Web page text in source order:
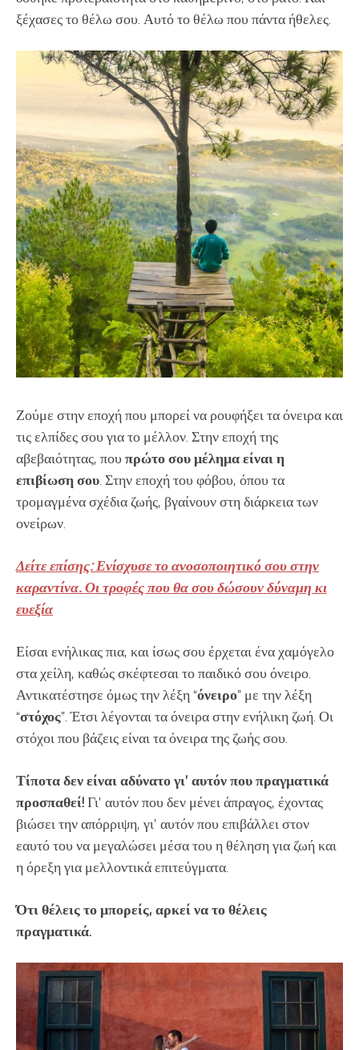
ξέχασες το θέλω σου. Αυτό το θέλω που πάντα ήθελες.
Ζούμε στην εποχή που μπορεί να ρουφήξει τα όνειρα και
τις ελπίδες σου για το μέλλον. Στην εποχή της
αβεβαιότητας, πουπρώτο σου μέλημα είναι η
επιβίωση σου. Στην εποχή του φόβου, όπου τα
τρομαγμένα σχέδια ζωής, βγαίνουν στη διάρκεια των
ονείρων.
Δείτε επίσης: Ενίσχυσε το ανοσοποιητικό σου στην
καραντίνα. Οι τροφές που θα σου δώσουν δύναμη κι
ευεξία
Είσαι ενήλικας πια, και ίσως σου έρχεται ένα χαμόγελο
στα χείλη, καθώς σκέφτεσαι το παιδικό σου όνειρο.
Αντικατέστησε όμως την λέξη “όνειρο” με την λέξη
“στόχος”. Έτσι λέγονται τα όνειρα στην ενήλικη ζωή. Οι
στόχοι που βάζεις είναι τα όνειρα της ζωής σου.
Τίποτα δεν είναι αδύνατο γι’ αυτόν που πραγματικά
προσπαθεί!Γι’ αυτόν που δεν μένει άπραγος, έχοντας
βιώσει την απόρριψη, γι’ αυτόν που επιβάλλει στον
εαυτό του να μεγαλώσει μέσα του η θέληση για ζωή και
η όρεξη για μελλοντικά επιτεύγματα.
Ότι θέλεις το μπορείς, αρκεί να το θέλεις
πραγματικά.